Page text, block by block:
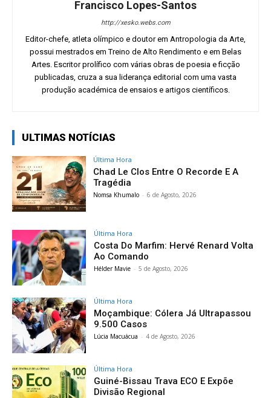
Francisco Lopes-Santos
http://xesko.webs.com
Editor-chefe, atleta olímpico e doutor em Antropologia da Arte,
possui mestrados em Treino de Alto Rendimento e em Belas
Artes. Escritor prolífico com várias obras de poesia e ficção
publicadas, cruza a sua liderança editorial com uma vasta
produção académica de ensaios e artigos científicos.
ULTIMAS NOTÍCIAS
Última Hora
Chad Le Clos Entre O Recorde E A
Tragédia
Nomsa Khumalo - 6 de Agosto, 2026
Última Hora
Costa Do Marfim: Hervé Renard Volta
Ao Comando
Hélder Mavie - 5 de Agosto, 2026
Última Hora
Moçambique: Cólera Já Ultrapassou
9.500 Casos
Lúcia Macuácua - 4 de Agosto, 2026
Última Hora
Guiné-Bissau Trava ECO E Expõe
Divisão Regional